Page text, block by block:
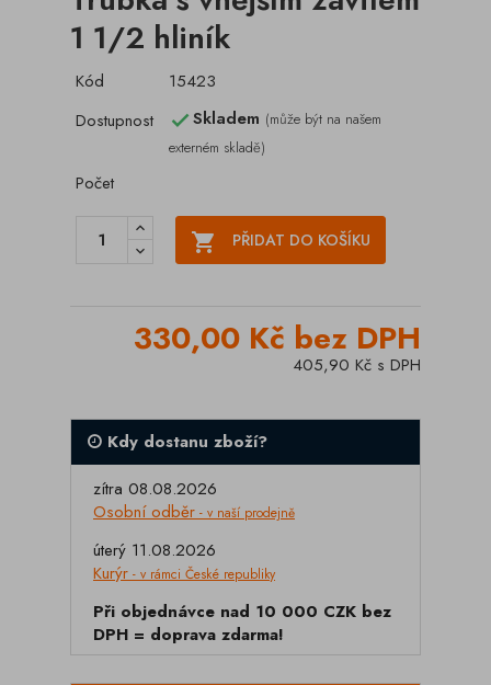
1 1/2 hliník
Kód
15423
Dostupnost
Skladem (může být na našem
externém skladě)
Počet
 PŘIDAT DO KOŠÍKU
330,00 Kč bez DPH
405,90 Kč s DPH
Kdy dostanu zboží?
zítra 08.08.2026
Osobní odběr - v naší prodejně
úterý 11.08.2026
Kurýr - v rámci České republiky
Při objednávce nad 10 000 CZK bez
DPH = doprava zdarma!